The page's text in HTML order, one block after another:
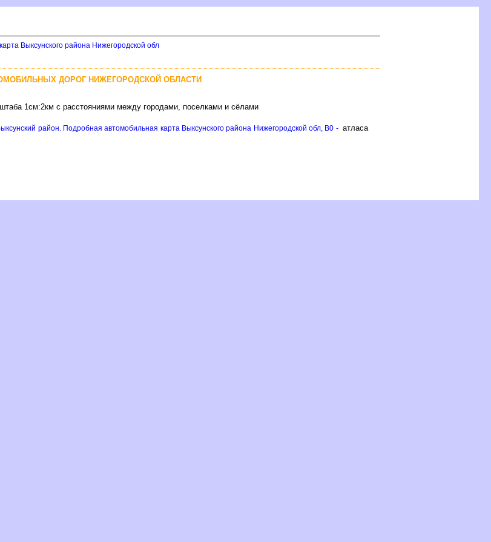
Выксунского района Нижегородской обл
ДОРОГ НИЖЕГОРОДСКОЙ ОБЛАСТИ
1см:2км с расстояниями между городами, поселками и сёлами
район. Подробная автомобильная карта Выксунского района Нижегородской обл, B0 - атласа